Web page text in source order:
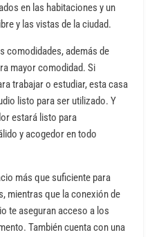
en las habitaciones y un
y las vistas de la ciudad.
comodidades, además de
mayor comodidad. Si
trabajar o estudiar, esta casa
listo para ser utilizado. Y
estará listo para
y acogedor en todo
más que suficiente para
mientras que la conexión de
te aseguran acceso a los
También cuenta con una